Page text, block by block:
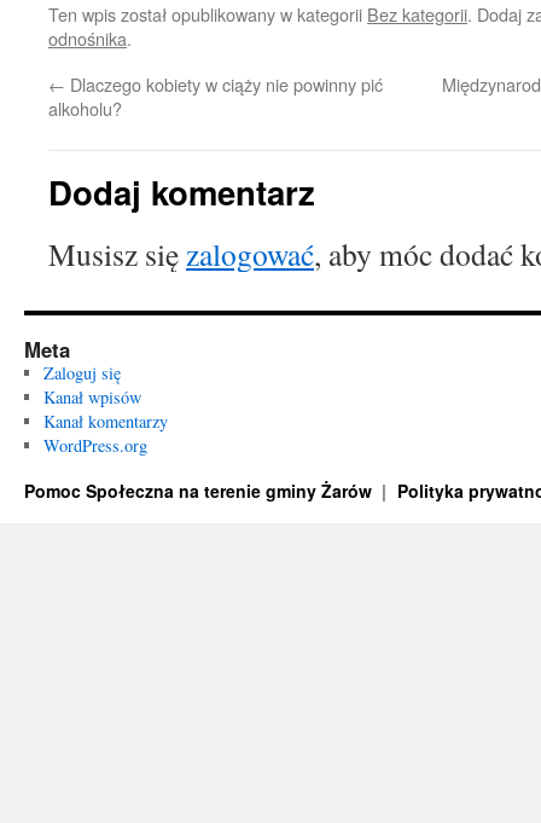
Ten wpis został opublikowany w kategorii Bez kategorii. Dodaj
odnośnika.
← Dlaczego kobiety w ciąży nie powinny pić
alkoholu?
Dodaj komentarz
Musisz sięzalogować, aby móc dodać
Meta
Zaloguj się
Kanał wpisów
Kanał komentarzy
WordPress.org
Pomoc Społeczna na terenie gminy Żarów Polityka